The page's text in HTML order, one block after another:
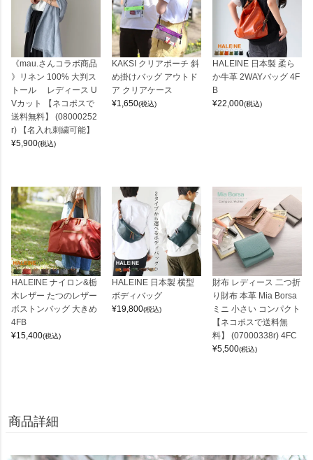
《mau.さんコラボ商品
》リネン 100% 大判ス
トール レディース U
Vカット 【ネコポスで
送料無料】 (08000252
r) 【名入れ刺繍可能】
¥5,900(税込)
KAKSI クリアポーチ 斜
め掛けバッグ アウトド
ア クリアケース
¥1,650(税込)
HALEINE 日本製 柔ら
か牛革 2WAYバッグ 4F
B
¥22,000(税込)
HALEINE ナイロン&栃
木レザー たつのレザー
ボストンバッグ 大きめ
4FB
¥15,400(税込)
HALEINE 日本製 横型
ボディバッグ
¥19,800(税込)
財布 レディース 二つ折
り財布 本革 Mia Borsa
ミニ 小さい コンパクト
【ネコポスで送料無
料】 (07000338r) 4FC
¥5,500(税込)
商品詳細